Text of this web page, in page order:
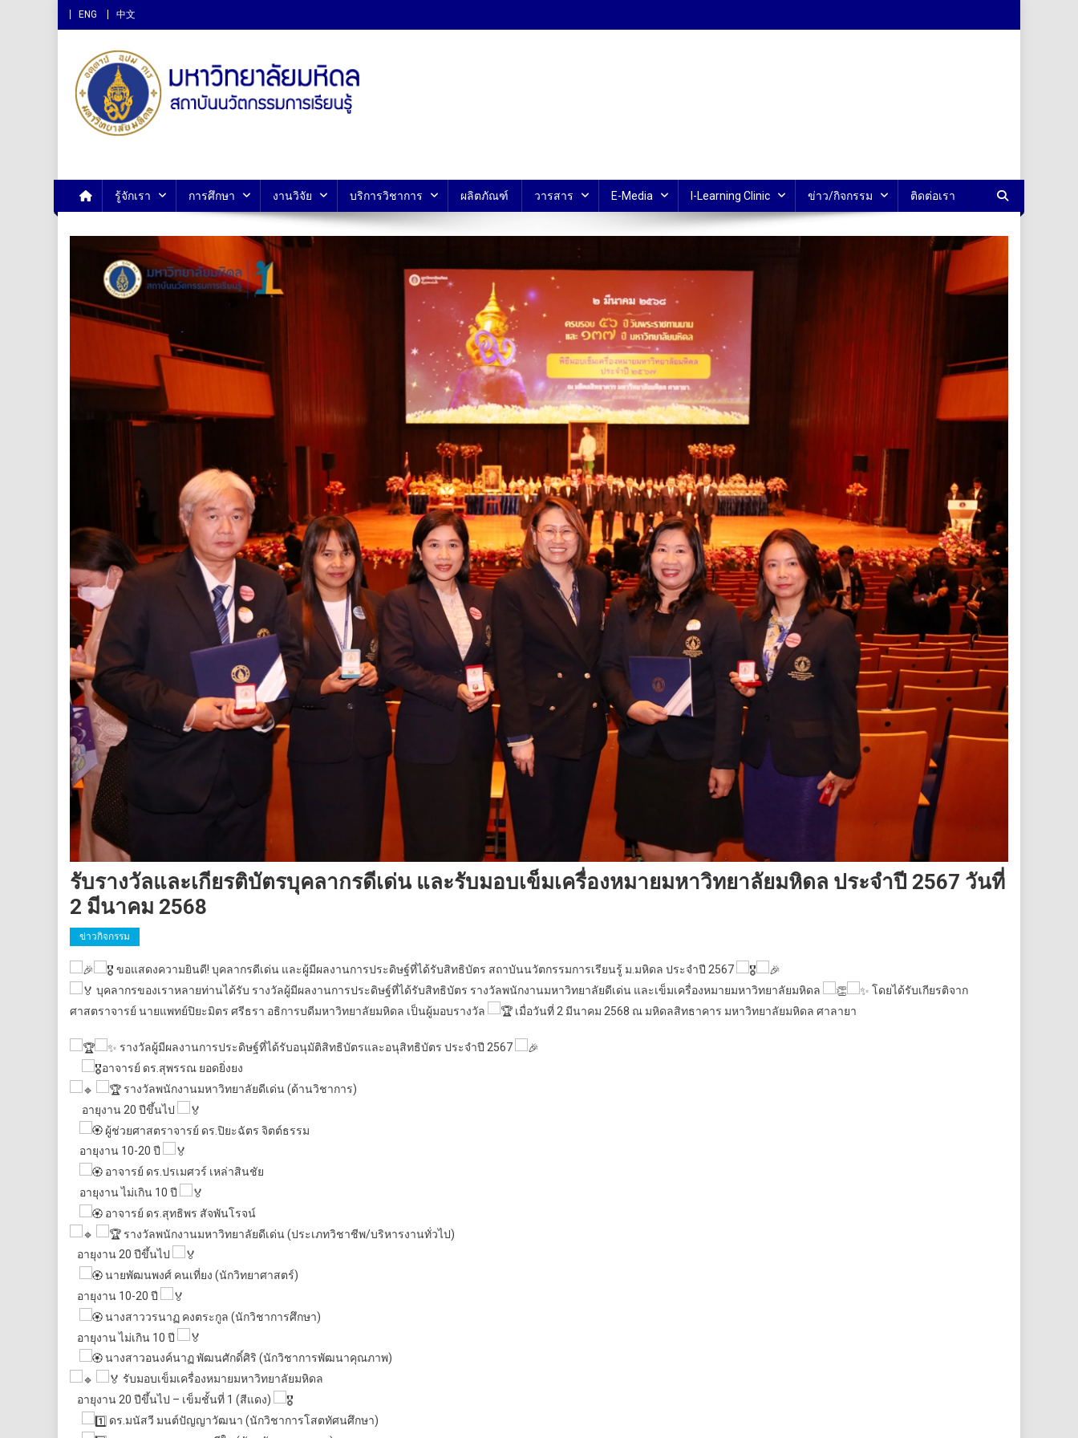
ENG 中文
สถาบันนวัตกรรมการเรียนรู้ ม.มหิดล
รู้จักเรา การศึกษา งานวิจัย บริการวิชาการ ผลิตภัณฑ์ วารสาร E-Media I-Learning Clinic ข่าว/กิจกรรม ติดต่อเรา
รับรางวัลและเกียรติบัตรบุคลากรดีเด่น และรับมอบเข็มเครื่องหมายมหาวิทยาลัยมหิดล ประจำปี 2567 วันที่
2 มีนาคม 2568
ข่าวกิจกรรม
ขอแสดงความยินดี! บุคลากรดีเด่น และผู้มีผลงานการประดิษฐ์ที่ได้รับสิทธิบัตร สถาบันนวัตกรรมการเรียนรู้ ม.มหิดล ประจำปี 2567
บุคลากรของเราหลายท่านได้รับ รางวัลผู้มีผลงานการประดิษฐ์ที่ได้รับสิทธิบัตร รางวัลพนักงานมหาวิทยาลัยดีเด่น และเข็มเครื่องหมายมหาวิทยาลัยมหิดล
โดยได้รับเกียรติจาก
ศาสตราจารย์ นายแพทย์ปิยะมิตร ศรีธรา อธิการบดีมหาวิทยาลัยมหิดล เป็นผู้มอบรางวัล
เมื่อวันที่ 2 มีนาคม 2568 ณ มหิดลสิทธาคาร มหาวิทยาลัยมหิดล ศาลายา
รางวัลผู้มีผลงานการประดิษฐ์ที่ได้รับอนุมัติสิทธิบัตรและอนุสิทธิบัตร ประจำปี 2567
อาจารย์ ดร.สุพรรณ ยอดยิ่งยง
รางวัลพนักงานมหาวิทยาลัยดีเด่น (ด้านวิชาการ)
อายุงาน 20 ปีขึ้นไป
ผู้ช่วยศาสตราจารย์ ดร.ปิยะฉัตร จิตต์ธรรม
อายุงาน 10-20 ปี
อาจารย์ ดร.ปรเมศวร์ เหล่าสินชัย
อายุงาน ไม่เกิน 10 ปี
อาจารย์ ดร.สุทธิพร สัจพันโรจน์
รางวัลพนักงานมหาวิทยาลัยดีเด่น (ประเภทวิชาชีพ/บริหารงานทั่วไป)
อายุงาน 20 ปีขึ้นไป
นายพัฒนพงศ์ คนเที่ยง (นักวิทยาศาสตร์)
อายุงาน 10-20 ปี
นางสาววรนาฏ คงตระกูล (นักวิชาการศึกษา)
อายุงาน ไม่เกิน 10 ปี
นางสาวอนงค์นาฏ พัฒนศักดิ์ศิริ (นักวิชาการพัฒนาคุณภาพ)
รับมอบเข็มเครื่องหมายมหาวิทยาลัยมหิดล
อายุงาน 20 ปีขึ้นไป – เข็มชั้นที่ 1 (สีแดง)
ดร.มนัสวี มนต์ปัญญาวัฒนา (นักวิชาการโสตทัศนศึกษา)